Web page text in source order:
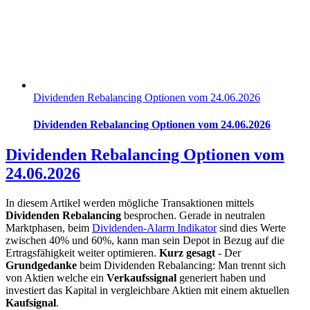
Dividenden Rebalancing Optionen vom 24.06.2026
Dividenden Rebalancing Optionen vom 24.06.2026
Dividenden Rebalancing Optionen vom
24.06.2026
In diesem Artikel werden mögliche Transaktionen mittels
Dividenden Rebalancing besprochen. Gerade in neutralen
Marktphasen, beim Dividenden-Alarm Indikatorsind dies Werte
zwischen 40% und 60%, kann man sein Depot in Bezug auf die
Ertragsfähigkeit weiter optimieren. Kurz gesagt - Der
Grundgedanke beim Dividenden Rebalancing: Man trennt sich
von Aktien welche ein Verkaufssignal generiert haben und
investiert das Kapital in vergleichbare Aktien mit einem aktuellen
Kaufsignal.